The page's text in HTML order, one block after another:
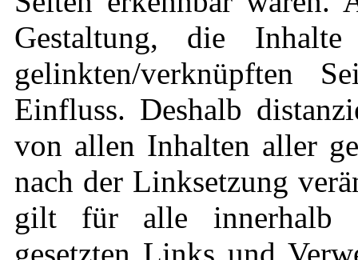
Gestaltung, die
gelinkten/verknüpften
Einfluss. Deshalb
von allen Inhalten aller
nach der Linksetzung
gilt für alle innerhalb